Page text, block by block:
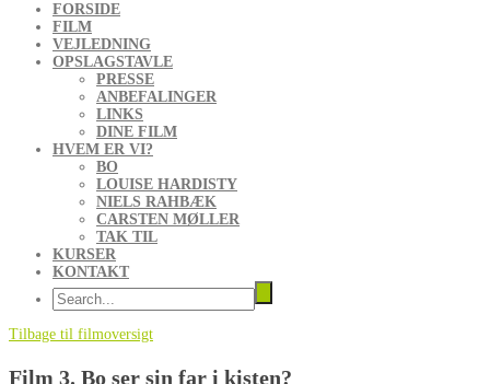
FORSIDE
FILM
VEJLEDNING
OPSLAGSTAVLE
PRESSE
ANBEFALINGER
LINKS
DINE FILM
HVEM ER VI?
BO
LOUISE HARDISTY
NIELS RAHBÆK
CARSTEN MØLLER
TAK TIL
KURSER
KONTAKT
Tilbage til filmoversigt
Film 3. Bo ser sin far i kisten?